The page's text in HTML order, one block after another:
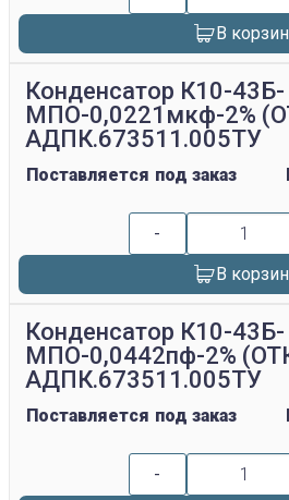
В
Конденсатор К10-43Б-
МПО-0,0221мкф-2%
АДПК.673511.005ТУ
Поставляется под заказ
-
В
Конденсатор К10-43Б-
МПО-0,0442пф-2%
АДПК.673511.005ТУ
Поставляется под заказ
-